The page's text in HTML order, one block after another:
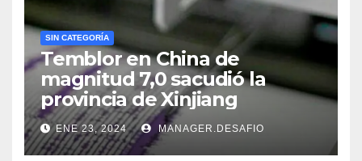
SIN CATEGORÍA
Temblor en China de
magnitud 7,0 sacudió la
provincia de Xinjiang
ENE 23, 2024 MANAGER.DESAFIO